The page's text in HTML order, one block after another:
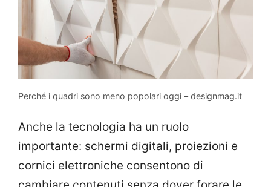
Perché i quadri sono meno popolari oggi – designmag.it
Anche la tecnologia ha un ruolo
importante: schermi digitali, proiezioni e
cornici elettroniche consentono di